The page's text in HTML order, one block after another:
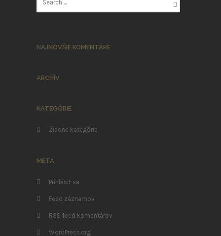
NAJNOVŠIE KOMENTÁRE
ARCHÍV
KATEGÓRIE
Žiadne kategórie
META
Prihlásiť sa
Feed záznamov
RSS feed komentárov
WordPress.org